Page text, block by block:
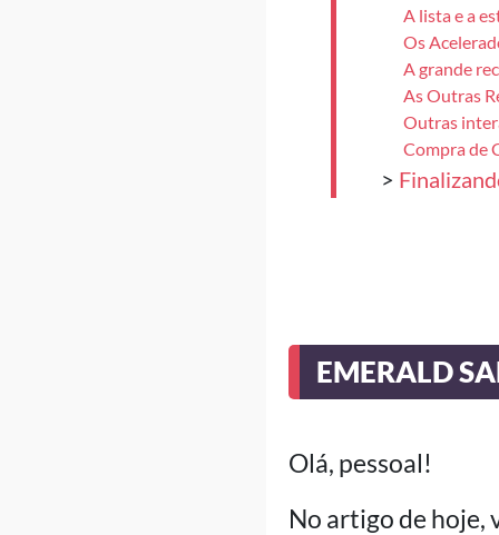
A lista e a
Os
A grande
As Outras
Outras
Compra de
>
EMERALD
Olá, pessoal!
No artigo de hoje,